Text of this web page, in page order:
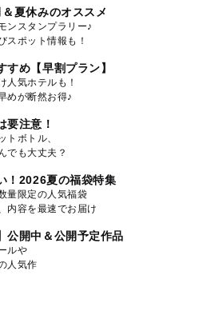
＆夏休みのオススメ
ンスタンプラリー♪
スポット情報も！
すめ【早割プラン】
人気ホテルも！
めが断然お得♪
要注意！
トボトル、
でも大丈夫？
！2026夏の福袋特集
量限定の人気福袋
内容を最速でお届け
公開中＆公開予定作品
ルや
人気作